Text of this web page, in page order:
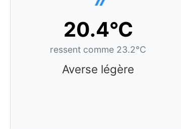
20.4°C
ressent comme 23.2°C
Averse légère